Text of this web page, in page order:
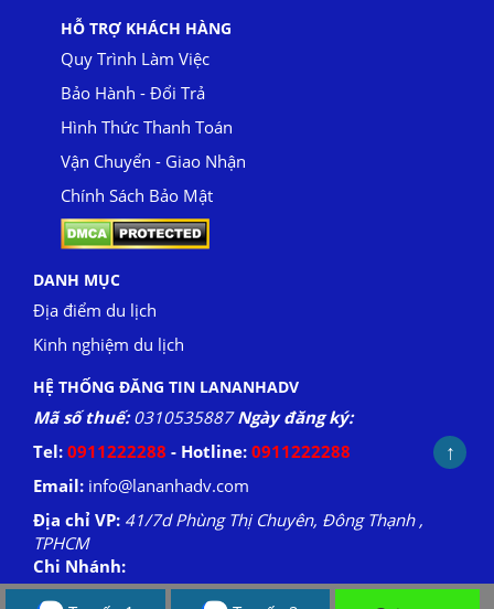
HỖ TRỢ KHÁCH HÀNG
Quy Trình Làm Việc
Bảo Hành - Đổi Trả
Hình Thức Thanh Toán
Vận Chuyển - Giao Nhận
Chính Sách Bảo Mật
DANH MỤC
Địa điểm du lịch
Kinh nghiệm du lịch
HỆ THỐNG ĐĂNG TIN LANANHADV
Mã số thuế:0310535887Ngày đăng ký:
Tel: 0911222288 - Hotline: 0911222288
Email: info@lananhadv.com
Địa chỉ VP: 41/7d Phùng Thị Chuyên, Đông Thạnh ,
TPHCM
Chi Nhánh:
↑